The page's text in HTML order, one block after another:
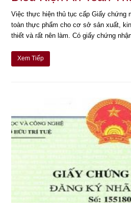
Việc thực hiện thủ tục cấp Giấy chứng
toàn thực phẩm cho cơ sở sản xuất,
thiết và rất nên làm. Có giấy chứng
Xem Tiếp